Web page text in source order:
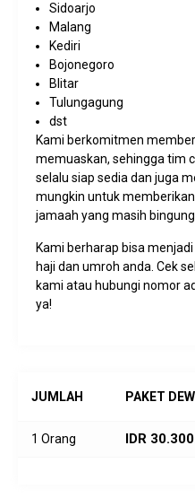
Sidoarjo
Malang
Kediri
Bojonegoro
Blitar
Tulungagung
dst
Kami berkomitmen
memuaskan, sehingga tim
selalu siap sedia dan juga
mungkin untuk
jamaah yang masih bingung.
Kami berharap bisa
haji dan umroh anda. Cek
kami atau hubungi nomor
ya!
JUMLAH PAKET
1 Orang IDR